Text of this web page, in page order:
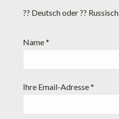
?? Deutsch oder ?? Russisch
Name *
Ihre Email-Adresse *